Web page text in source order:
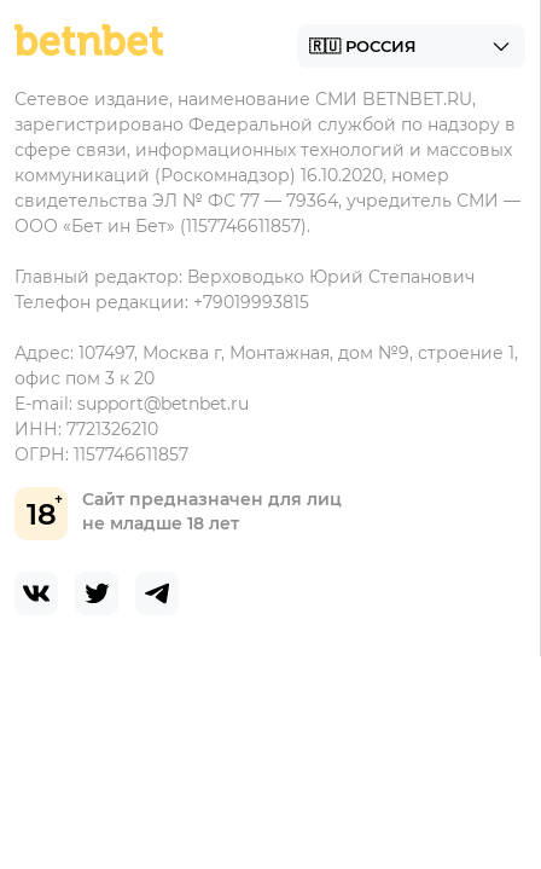
БК для ставок с мобильного
Фонбет на Андроид
Олимп на Андроид
Пользовательское соглашение
данных
18
Сайт предназначен для лиц
не младше 18 лет
Сетевое издание, наименование СМИ BETNBET.RU,
зарегистрировано Федеральной службой по надзору в
сфере связи, информационных технологий и массовых
коммуникаций (Роскомнадзор) 16.10.2020, номер
свидетельства ЭЛ № ФС 77 — 79364, учредитель СМИ —
ООО «Бет ин Бет» (1157746611857).
Главный редактор: Верховодько Юрий Степанович
Телефон редакции: +79019993815
Адрес: 107497, Москва г, Монтажная, дом №9, строение 1,
офис пом 3 к 20
E-mail: support@betnbet.ru
ИНН: 7721326210
ОГРН: 1157746611857